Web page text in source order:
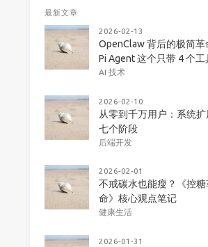
最新文章
2026-02-13
OpenClaw 背后的极简革
Pi Agent 这个只带 4 个工
AI 技术
2026-02-10
从零到千万用户：系统
七个阶段
后端开发
2026-02-01
不戒碳水也能瘦？《控糖
命》核心观点笔记
健康生活
2026-01-31